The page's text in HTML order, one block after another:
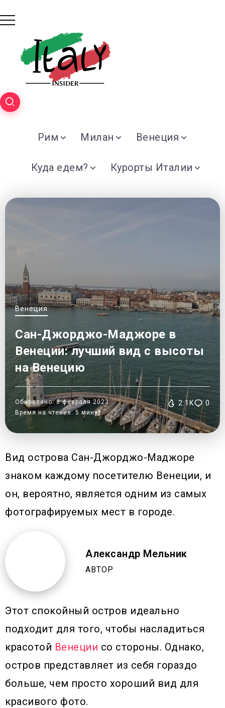
Рим Милан Венеция
Куда едем? Курорты Италии
Венеция
Сан-Джорджо-Маджоре в
Венеции: лучший вид с высоты
на Венецию
Обновлено: 8 февраля 2023
Время на чтение: 5 минут
2.1K 0
Вид острова Сан-Джорджо-Маджоре
знаком каждому посетителю Венеции, и
он, вероятно, является одним из самых
фотографируемых мест в городе.
Александр Мельник
АВТОР
Этот спокойный остров идеально
подходит для того, чтобы насладиться
красотой Венеции со стороны. Однако,
остров представляет из себя гораздо
больше, чем просто хороший вид для
красивого фото.